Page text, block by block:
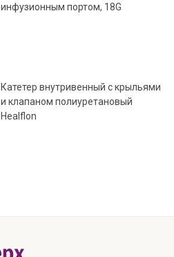
инфузионным портом, 18G
Катетер внутривенный с крыльями
и клапаном полиуретановый
Healflon